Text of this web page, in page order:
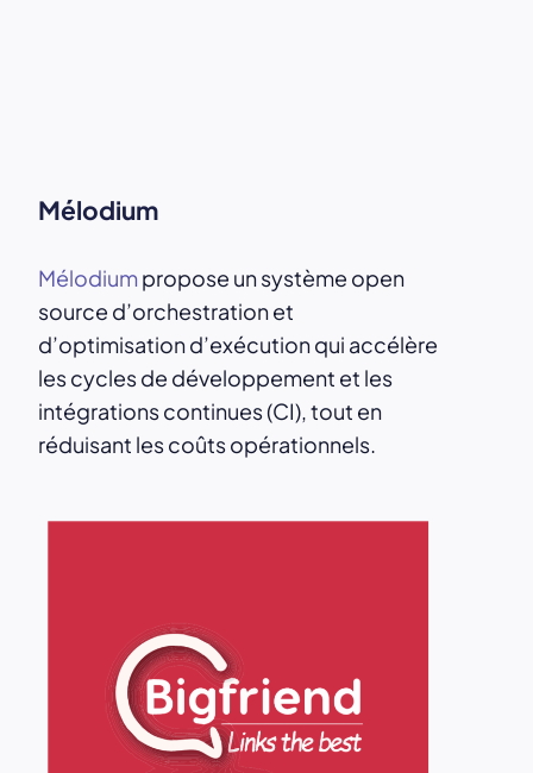
Mélodium
Mélodiumpropose un système open
source d’orchestration et
d’optimisation d’exécution qui accélère
les cycles de développement et les
intégrations continues (CI), tout en
réduisant les coûts opérationnels.